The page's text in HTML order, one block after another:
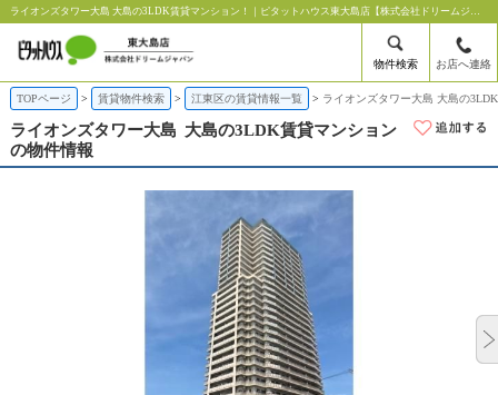
物件検索 お店へ連絡
ライオンズタワー大島 大島の3LDK賃貸マンション！｜ピタットハウス東大島店【株式会社ドリームジャパン】
TOPページ 賃貸物件検索 江東区の賃貸情報一覧 ライオンズタワー大島 大島の
ライオンズタワー大島 大島の3LDK賃貸マンション
の物件情報